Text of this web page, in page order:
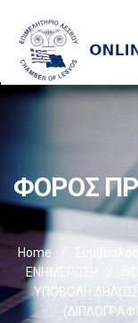
ΦΟΡΟΣ
Home Σύμβουλος
ΕΝΗΜΕΡΩΣΗ
ΥΠΟΒΟΛΗ